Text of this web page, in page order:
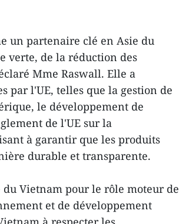
un partenaire clé en Asie du
verte, de la réduction des
Mme Raswall. Elle a
par l'UE, telles que la gestion de
le développement de
de l'UE sur la
à garantir que les produits
durable et transparente.
Vietnam pour le rôle moteur de
et de développement